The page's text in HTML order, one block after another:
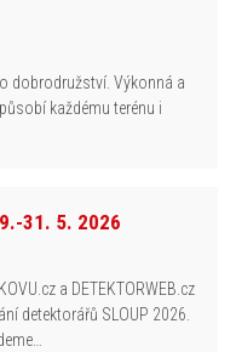
dobrodružství. Výkonná a
každému terénu i
31. 5. 2026
a DETEKTORWEB.cz
detektorářů SLOUP 2026.